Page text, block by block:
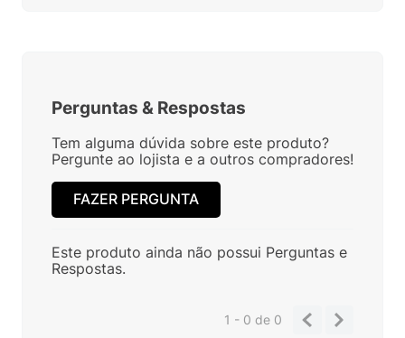
Perguntas & Respostas
Tem alguma dúvida sobre este produto?
Pergunte ao lojista e a outros compradores!
FAZER PERGUNTA
Este produto ainda não possui Perguntas e
Respostas.
1 - 0de 0